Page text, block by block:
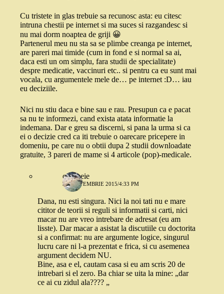
Cu tristete in glas trebuie sa recunosc asta: eu citesc
intruna chestii pe internet si ma suces si razgandesc si
nu mai dorm noaptea de griji 😀
Partenerul meu nu sta sa se plimbe creanga pe internet,
are pareri mai timide (cum in fond e si normal sa ai,
daca esti un om simplu, fara studii de specialitate)
despre medicatie, vaccinuri etc.. si pentru ca eu sunt mai
vocala, cu argumentele mele de… pe internet :D… iau
eu deciziile.
Nici nu stiu daca e bine sau e rau. Presupun ca e pacat
sa nu te informezi, cand exista atata informatie la
indemana. Dar e greu sa discerni, si pana la urma si ca
ei o decizie cred ca iti trebuie o oarecare pricepere in
domeniu, pe care nu o obtii dupa 2 studii downloadate
gratuite, 3 pareri de mame si 4 articole (pop)-medicale.
o femeie
30 SEPTEMBRIE 2015/4:33 PM
Dana, nu esti singura. Nici la noi tati nu e mare
cititor de teorii si reguli si informatii si carti, nici
macar nu are vreo intrebare de adresat (eu am
lisste). Dar macar a asistat la discutiile cu doctorita
si a confirmat: nu are argumente logice, singurul
lucru care ni l-a prezentat e frica, si cu asemenea
argument decidem NU.
Bine, asa e el, cautam casa si eu am scris 20 de
intrebari si el zero. Ba chiar se uita la mine: „dar
ce ai cu zidul ala???? „